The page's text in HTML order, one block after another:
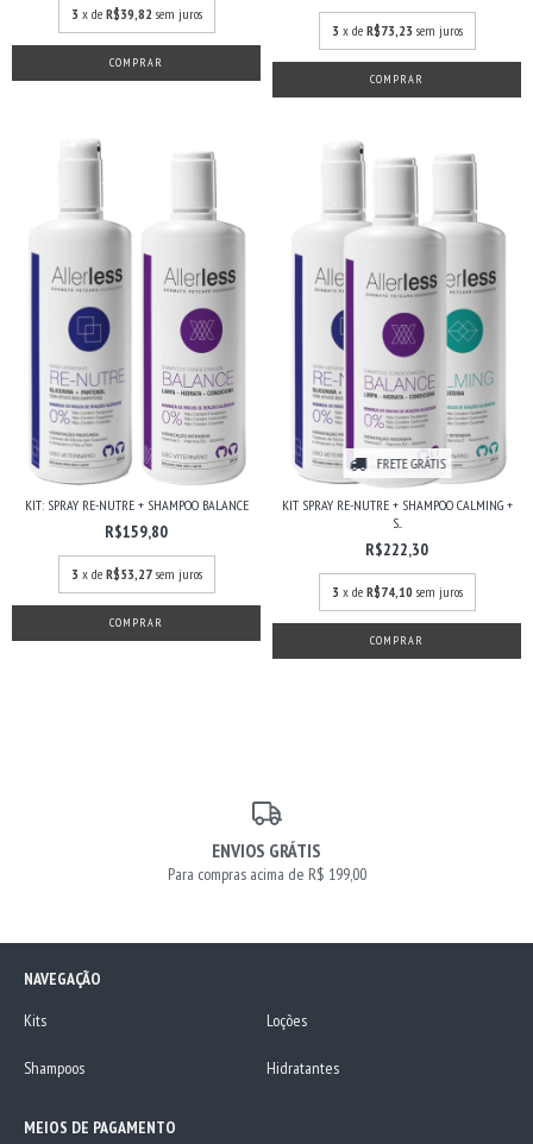
3 x de R$39,82 sem juros
3 x de R$73,23 sem juros
KIT: SPRAY RE-NUTRE + SHAMPOO BALANCE
R$159,80
3 x de R$53,27 sem juros
FRETE GRÁTIS
KIT SPRAY RE-NUTRE + SHAMPOO CALMING +
S...
R$222,30
3 x de R$74,10 sem juros
ENVIOS GRÁTIS
Para compras acima de R$ 199,00
NAVEGAÇÃO
Kits
Loções
Shampoos Hidratantes
MEIOS DE PAGAMENTO